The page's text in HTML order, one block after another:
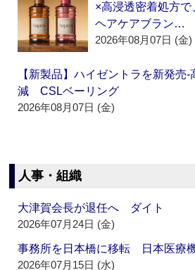
×高浸透密着処方
ヘアケアブラン…
2026年08月07日 (金)
【新製品】ハイゼントラを新発売
減 CSLベーリング
2026年08月07日 (金)
人事・組織
大津賀会長が退任へ ダイト
2026年07月24日 (金)
事務所を日本橋に移転 日本医療
2026年07月15日 (水)